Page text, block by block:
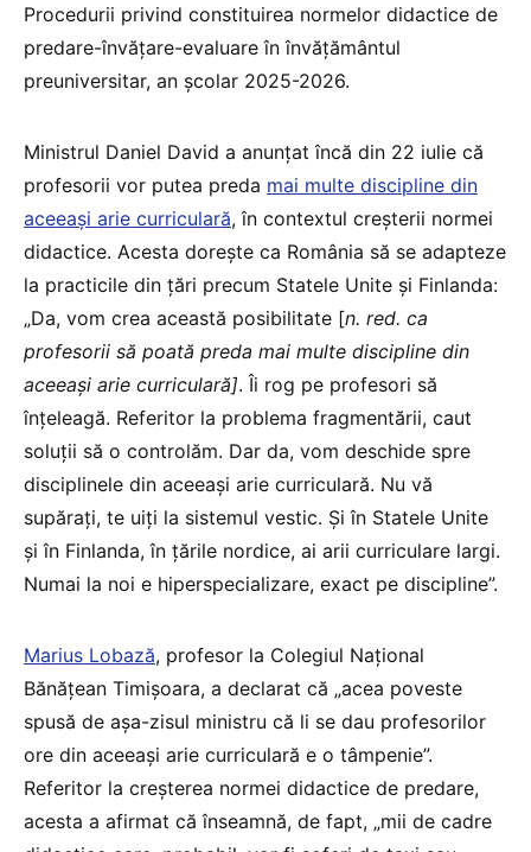
Procedurii privind constituirea normelor didactice de
predare-învățare-evaluare în învățământul
preuniversitar, an școlar 2025-2026.
Ministrul Daniel David a anunțat încă din 22 iulie că
profesorii vor putea preda mai multe discipline din
aceeași arie curriculară, în contextul creșterii normei
didactice. Acesta dorește ca România să se adapteze
la practicile din țări precum Statele Unite și Finlanda:
„Da, vom crea această posibilitate [n. red. ca
profesorii să poată preda mai multe discipline din
aceeași arie curriculară]. Îi rog pe profesori să
înțeleagă. Referitor la problema fragmentării, caut
soluții să o controlăm. Dar da, vom deschide spre
disciplinele din aceeași arie curriculară. Nu vă
supărați, te uiți la sistemul vestic. Și în Statele Unite
și în Finlanda, în țările nordice, ai arii curriculare largi.
Numai la noi e hiperspecializare, exact pe discipline”.
Marius Lobază, profesor la Colegiul Naţional
Bănăţean Timişoara, a declarat că „acea poveste
spusă de așa-zisul ministru că li se dau profesorilor
ore din aceeași arie curriculară e o tâmpenie”.
Referitor la creșterea normei didactice de predare,
acesta a afirmat că înseamnă, de fapt, „mii de cadre